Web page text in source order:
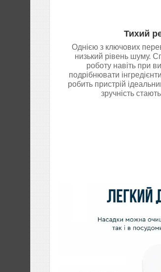
Тихий
Однією з ключових
низький рівень шуму.
роботу навіть при
подрібнювати
робить пристрій
зручність